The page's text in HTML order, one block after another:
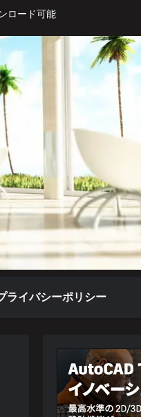
ロード可能
ライバシーポリシー